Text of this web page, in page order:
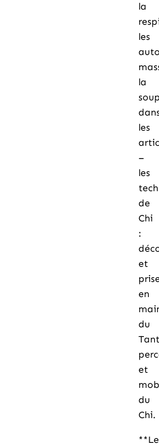
la
les
la
les
–
les
de
Chi
:
et
en
du
et
du
Chi.